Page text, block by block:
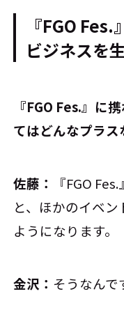
『FGO
ビジネスを
――『FGO Fes.』
てはどんなプラス
佐藤：
『FGO
と、ほかのイベ
ようになります。
金沢： そうなんで